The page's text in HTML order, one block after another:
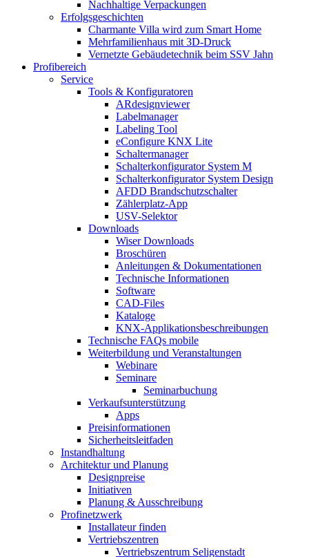
Nachhaltige Verpackungen
Erfolgsgeschichten
Charmante Villa wird zum Smart Home
Mehrfamilienhaus mit 3D-Druck
Vernetzte Gebäudetechnik beim SSV Jahn
Profibereich
Service
Tools & Konfiguratoren
ARdesignviewer
Labelmanager
Labeling Tool
eConfigure KNX Lite
Schaltermanager
Schalterkonfigurator System M
Schalterkonfigurator System Design
AFDD Brandschutzschalter
Zählerplatz-App
USV-Selektor
Downloads
Wiser Downloads
Broschüren
Anleitungen & Dokumentationen
Technische Informationen
Software
CAD-Files
Kataloge
KNX-Applikationsbeschreibungen
Technische FAQs mobile
Weiterbildung und Veranstaltungen
Webinare
Seminare
Seminarbuchung
Verkaufsunterstützung
Apps
Preisinformationen
Sicherheitsleitfaden
Instandhaltung
Architektur und Planung
Designpreise
Initiativen
Planung & Ausschreibung
Profinetzwerk
Installateur finden
Vertriebszentren
Vertriebszentrum Seligenstadt